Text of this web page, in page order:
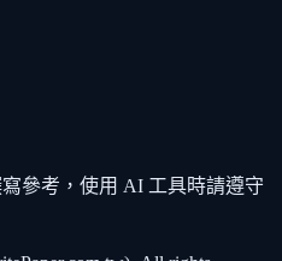
參考，使用 AI 工具時請遵守